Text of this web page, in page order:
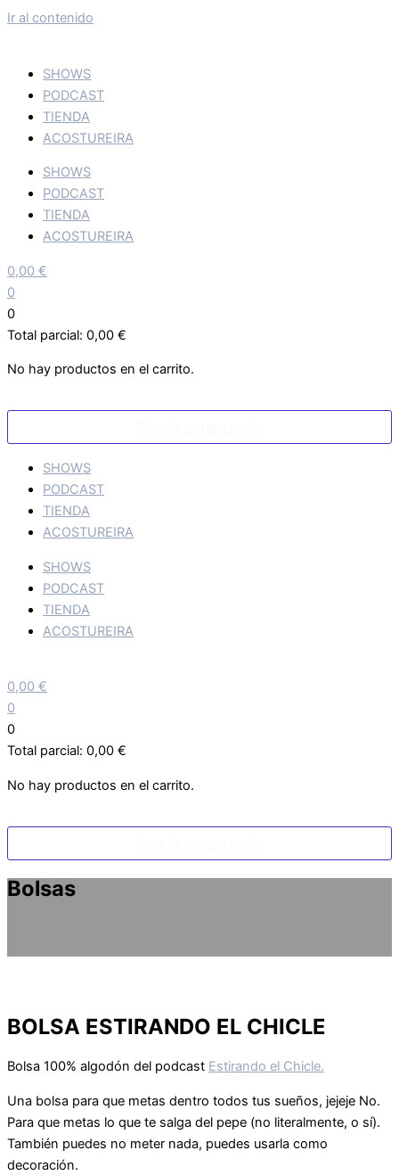
Ir al contenido
SHOWS
PODCAST
TIENDA
ACOSTUREIRA
SHOWS
PODCAST
TIENDA
ACOSTUREIRA
0,00 €
0
0
Total parcial: 0,00 €
No hay productos en el carrito.
SHOWS
PODCAST
TIENDA
ACOSTUREIRA
SHOWS
PODCAST
TIENDA
ACOSTUREIRA
0,00 €
0
0
Total parcial: 0,00 €
No hay productos en el carrito.
Bolsas
BOLSA ESTIRANDO EL CHICLE
Bolsa 100% algodón del podcast Estirando el Chicle.
Una bolsa para que metas dentro todos tus sueños, jejeje No.
Para que metas lo que te salga del pepe (no literalmente, o sí).
También puedes no meter nada, puedes usarla como
decoración.